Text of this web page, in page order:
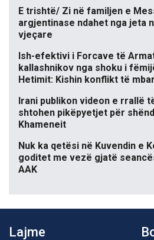
E trishtë/ Zi në familjen e
argjentinase ndahet nga jeta
vjeçare
Ish-efektivi i Forcave të
kallashnikov nga shoku i
Hetimit: Kishin konflikt të
Irani publikon videon e rrallë
shtohen pikëpyetjet për
Khameneit
Nuk ka qetësi në Kuvendin e
goditet me vezë gjatë
AAK
Lajme